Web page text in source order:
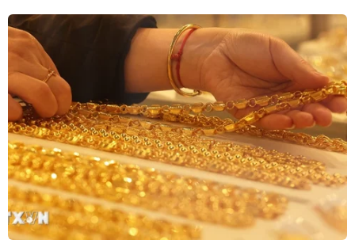
TIN CÙNG CHUYÊN MỤC